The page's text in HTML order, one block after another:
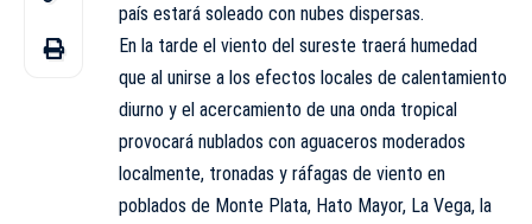
país estará soleado con nubes dispersas.
En la tarde el viento del sureste traerá humedad
que al unirse a los efectos locales de calentamiento
diurno y el acercamiento de una onda tropical
provocará nublados con aguaceros moderados
localmente, tronadas y ráfagas de viento en
poblados de Monte Plata, Hato Mayor, La Vega, la